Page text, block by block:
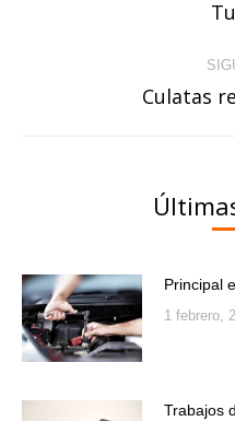
Culatas
Principal
1 febrero,
Trabajos